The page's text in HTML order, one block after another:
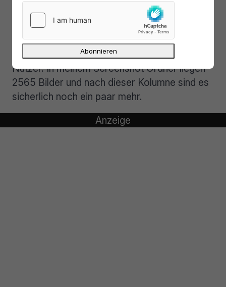
aufzunehmen, sondern auch zu teilen. Mit
einer integrierten Upload-Funktion und der
Möglichkeit Bilder und Videos aufzunehmen
ist das kleine Script ein praktischer für jeden
Nutzer. In meinem Screenshot Ordner liegen
2565 Bilder und nach dieser Kolumne sind es
sicherlich noch ein paar mehr.